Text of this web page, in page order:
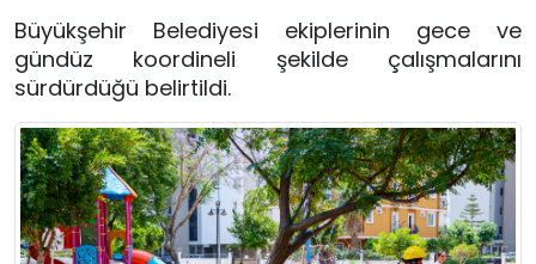
Büyükşehir Belediyesi ekiplerinin gece ve
gündüz koordineli şekilde çalışmalarını
sürdürdüğü belirtildi.